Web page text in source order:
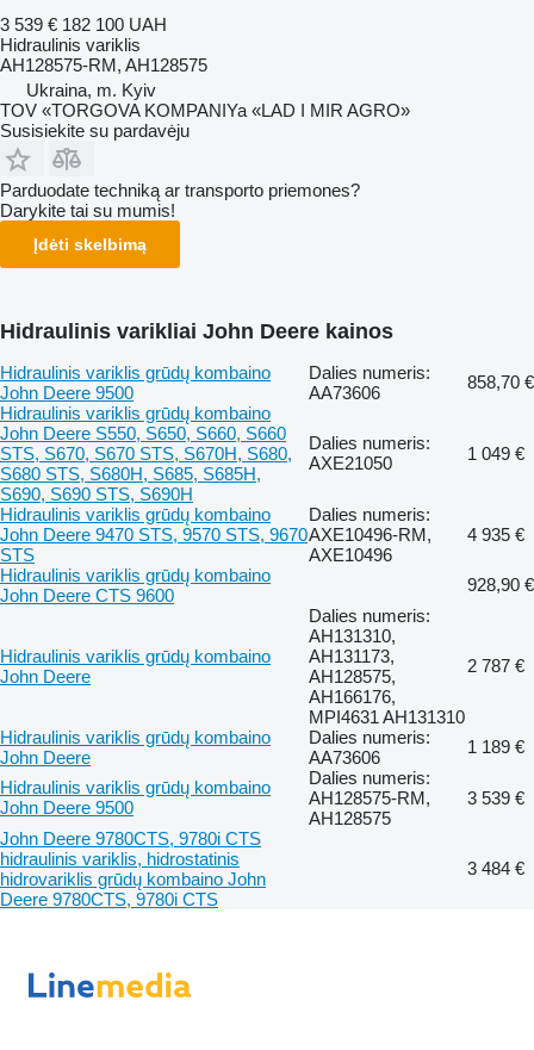
3 539 € 182 100 UAH
Hidraulinis variklis
AH128575-RM, AH128575
Ukraina, m. Kyiv
TOV «TORGOVA KOMPANIYa «LAD I MIR AGRO»
Susisiekite su pardavėju
Parduodate techniką ar transporto priemones?
Darykite tai su mumis!
Įdėti skelbimą
Hidraulinis varikliai John Deere kainos
Hidraulinis variklis grūdų kombaino
John Deere 9500
Dalies numeris:
AA73606
858,70 €
Hidraulinis variklis grūdų kombaino
John Deere S550, S650, S660, S660
STS, S670, S670 STS, S670H, S680,
S680 STS, S680H, S685, S685H,
S690, S690 STS, S690H
Dalies numeris:
AXE21050
1 049 €
Hidraulinis variklis grūdų kombaino
John Deere 9470 STS, 9570 STS, 9670
STS
Dalies numeris:
AXE10496-RM,
AXE10496
4 935 €
Hidraulinis variklis grūdų kombaino
John Deere CTS 9600
928,90 €
Hidraulinis variklis grūdų kombaino
John Deere
Dalies numeris:
AH131310,
AH131173,
AH128575,
AH166176,
MPI4631 AH131310
2 787 €
Hidraulinis variklis grūdų kombaino
John Deere
Dalies numeris:
AA73606
1 189 €
Hidraulinis variklis grūdų kombaino
John Deere 9500
Dalies numeris:
AH128575-RM,
AH128575
3 539 €
John Deere 9780CTS, 9780i CTS
hidraulinis variklis, hidrostatinis
hidrovariklis grūdų kombaino John
Deere 9780CTS, 9780i CTS
3 484 €